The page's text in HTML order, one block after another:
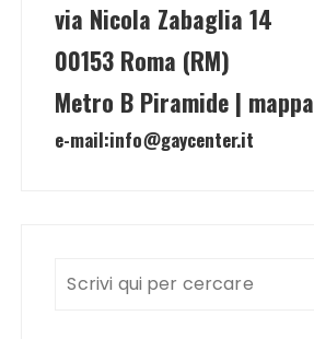
via Nicola Zabaglia 14
00153 Roma (RM)
Metro B Piramide | mappa
e-mail:info@gaycenter.it